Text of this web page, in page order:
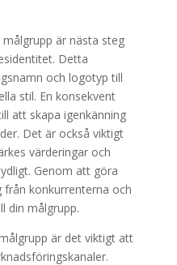
är nästa steg
Detta
och logotyp till
stil. En konsekvent
att skapa igenkänning
Det är också viktigt
värderingar och
Genom att göra
konkurrenterna och
din målgrupp.
är det viktigt att